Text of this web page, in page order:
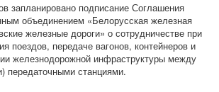
запланировано подписание Соглашения
объединением «Белорусская железная
железные дороги» о сотрудничестве при
поездов, передаче вагонов, контейнеров и
железнодорожной инфраструктуры между
передаточными станциями.